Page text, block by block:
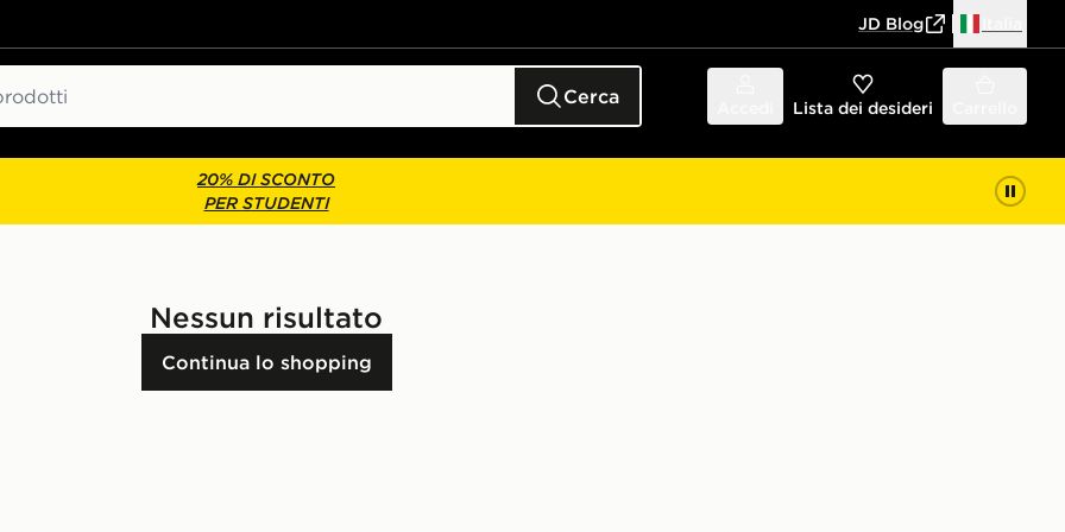
JD Blog
Cerca Lista dei desideri
20% DI SCONTO
PER STUDENTI
Nessun risultato
Continua lo shopping